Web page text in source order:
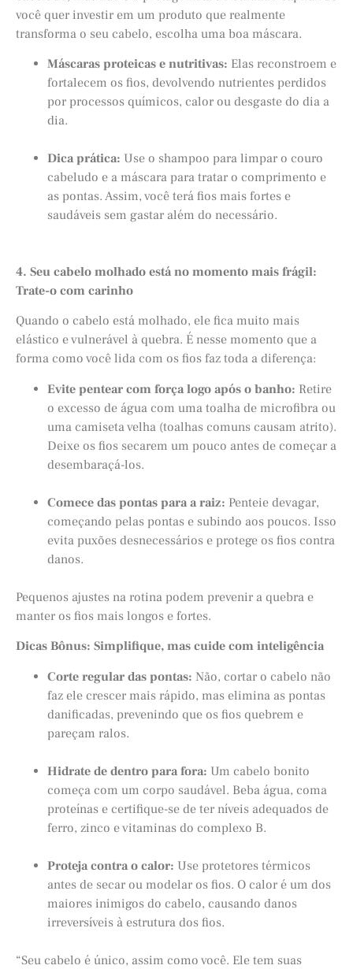
você quer investir em um produto que realmente
transforma o seu cabelo, escolha uma boa máscara.
Máscaras proteicas e nutritivas: Elas reconstroem e
fortalecem os fios, devolvendo nutrientes perdidos
por processos químicos, calor ou desgaste do dia a
dia.
Dica prática: Use o shampoo para limpar o couro
cabeludo e a máscara para tratar o comprimento e
as pontas. Assim, você terá fios mais fortes e
saudáveis sem gastar além do necessário.
4. Seu cabelo molhado está no momento mais frágil:
Trate-o com carinho
Quando o cabelo está molhado, ele fica muito mais
elástico e vulnerável à quebra. É nesse momento que a
forma como você lida com os fios faz toda a diferença:
Evite pentear com força logo após o banho: Retire
o excesso de água com uma toalha de microfibra ou
uma camiseta velha (toalhas comuns causam atrito).
Deixe os fios secarem um pouco antes de começar a
desembaraçá-los.
Comece das pontas para a raiz: Penteie devagar,
começando pelas pontas e subindo aos poucos. Isso
evita puxões desnecessários e protege os fios contra
danos.
Pequenos ajustes na rotina podem prevenir a quebra e
manter os fios mais longos e fortes.
Dicas Bônus: Simplifique, mas cuide com inteligência
Corte regular das pontas: Não, cortar o cabelo não
faz ele crescer mais rápido, mas elimina as pontas
danificadas, prevenindo que os fios quebrem e
pareçam ralos.
Hidrate de dentro para fora: Um cabelo bonito
começa com um corpo saudável. Beba água, coma
proteínas e certifique-se de ter níveis adequados de
ferro, zinco e vitaminas do complexo B.
Proteja contra o calor: Use protetores térmicos
antes de secar ou modelar os fios. O calor é um dos
maiores inimigos do cabelo, causando danos
irreversíveis à estrutura dos fios.
“Seu cabelo é único, assim como você. Ele tem suas